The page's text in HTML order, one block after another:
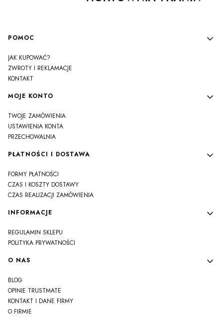
Linki w stopce
POMOC
JAK KUPOWAĆ?
ZWROTY I REKLAMACJE
KONTAKT
MOJE KONTO
TWOJE ZAMÓWIENIA
USTAWIENIA KONTA
PRZECHOWALNIA
PŁATNOŚCI I DOSTAWA
FORMY PŁATNOŚCI
CZAS I KOSZTY DOSTAWY
CZAS REALIZACJI ZAMÓWIENIA
INFORMACJE
REGULAMIN SKLEPU
POLITYKA PRYWATNOŚCI
O NAS
BLOG
OPINIE TRUSTMATE
KONTAKT I DANE FIRMY
O FIRMIE